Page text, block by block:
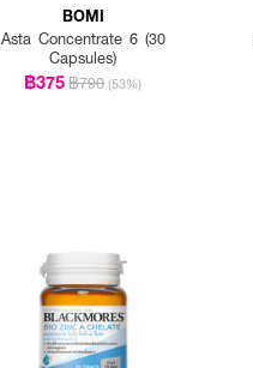
BOMI
Asta Concentrate 6 (30
Capsules)
฿375฿790 (53%)